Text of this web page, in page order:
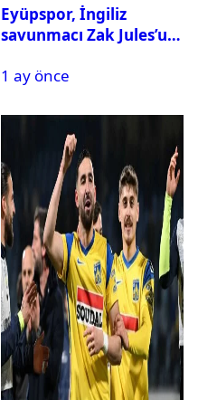
Eyüpspor, İngiliz
savunmacı Zak Jules’u
1 ay önce